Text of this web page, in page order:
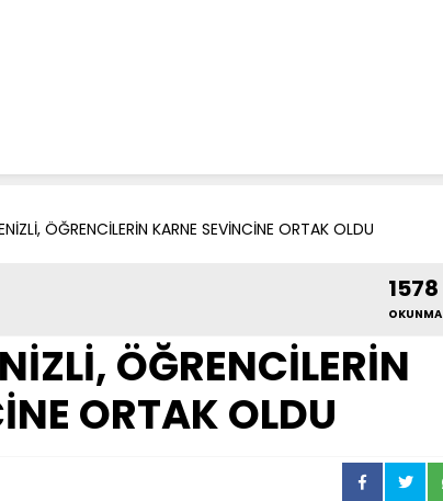
ÖĞRENCİLERİN KARNE SEVİNCİNE ORTAK OLDU
1578
OKUNMA
ÖĞRENCİLERİN
ORTAK OLDU